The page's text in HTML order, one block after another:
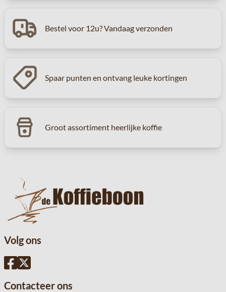
Bestel voor 12u? Vandaag verzonden
Spaar punten en ontvang leuke kortingen
Groot assortiment heerlijke koffie
Volg ons
Contacteer ons